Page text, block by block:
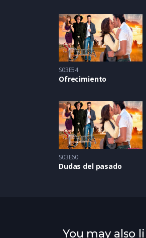
S03E54
Ofrecimiento
S03E60
Dudas del pasado
You may also